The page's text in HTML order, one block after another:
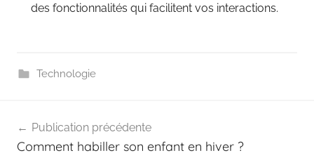
des fonctionnalités qui facilitent vos interactions.
Technologie
de
Publication précédente
Comment habiller son enfant en hiver ?